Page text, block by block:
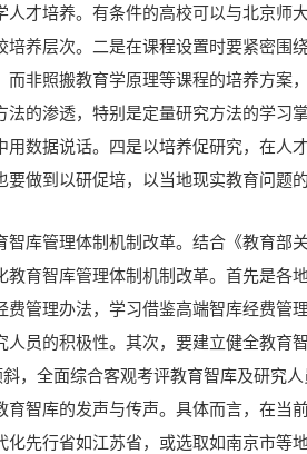
人才培养。有条件的高校可以与北京师
培养层次。二是在课程设置时要紧密围
而非照搬教育学原理等课程的培养方案
法的渗透，特别是定量研究方法的学习
用数据说话。四是以培养促研究，在人
要做到以研促培，以当地现实教育问题
智库管理体制机制改革。结合《教育部
教育智库管理体制机制改革。首先是各
费管理办法，学习借鉴高端智库经费管
人员的积极性。其次，要建立健全教育
斜，全面综合客观考评教育智库及研究
育智库的发声与传声。具体而言，在当
化先行省如江苏省，或选取如南京市等